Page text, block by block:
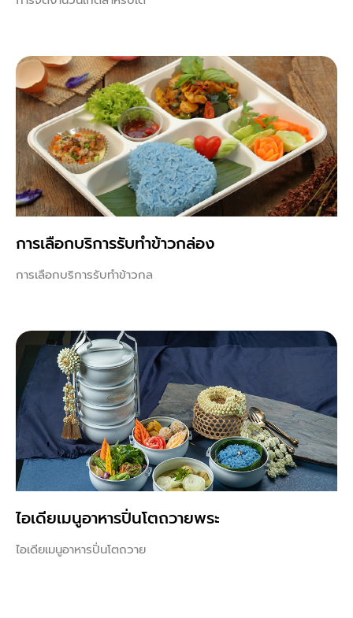
การเลือกบริการรับทำข้าวกล่อง
การเลือกบริการรับทำข้าวกล
ไอเดียเมนูอาหารปิ่นโตถวายพระ
ไอเดียเมนูอาหารปิ่นโตถวาย